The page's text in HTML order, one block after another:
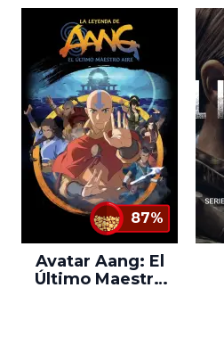
87%
Avatar Aang: El
Último Maestro